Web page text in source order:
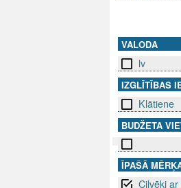
VALODA
lv
IZGLĪTĪBAS
Klātiene
BUDŽETA
ĪPAŠĀ
Cilvēki
SEKO